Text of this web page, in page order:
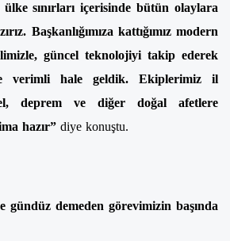
sınırları içerisinde bütün olaylara
Başkanlığımıza kattığımız modern
güncel teknolojiyi takip ederek
verimli hale geldik. Ekiplerimiz il
deprem ve diğer doğal afetlere
hazır” diye konuştu.
gündüz demeden görevimizin başında